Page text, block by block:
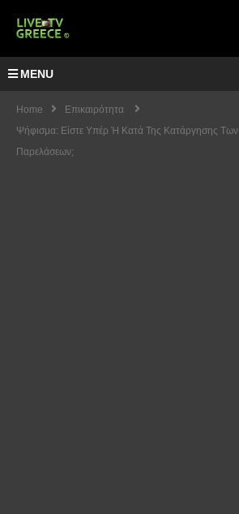
MENU
Home
Επικαιρότητα
Ψήφισμα: Είστε Υπέρ Ή Κατά Της Κατάργησης Των
Παρελάσεων;